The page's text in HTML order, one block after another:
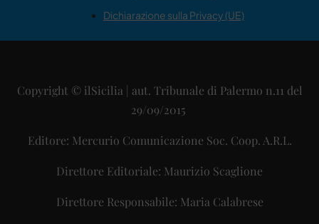
Dichiarazione sulla Privacy (UE)
Copyright © ilSicilia | aut. Tribunale di Palermo n.11 del
29/09/2015
Editore: Mercurio Comunicazione Soc. Coop. A.R.L.
Direttore Editoriale: Maurizio Scaglione
Direttore Responsabile: Maria Calabrese